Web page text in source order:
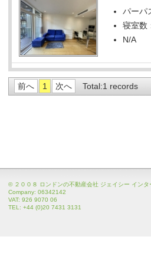
パーパ
寝室数
N/A
前へ 1 次へ Total:1 records
© ２００８ ロンドンの不動産会社 ジェイシー イン
Company: 06342142
VAT: 926 9070 06
TEL: +44 (0)20 7431 3131